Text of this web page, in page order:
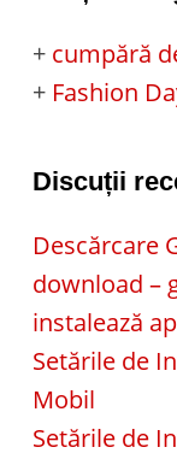
+ cumpără
+ Fashion
Discuții
Descărcare
download –
instalează
Setările de
Mobil
Setările de